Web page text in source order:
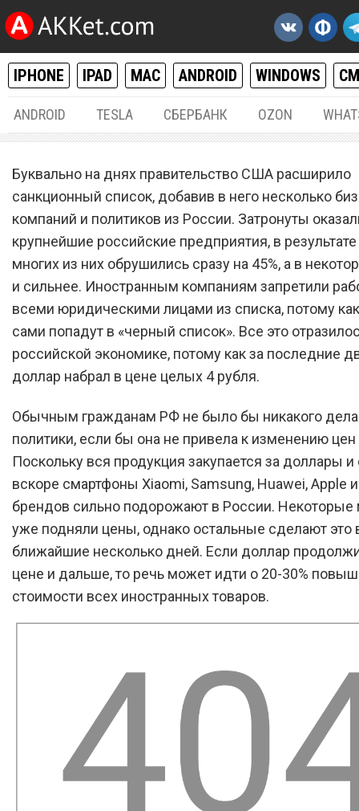
IPHONE IPAD MAC ANDROID WINDOWS
ANDROID TESLA СБЕРБАНК OZON
Смартфоны Xiaomi,
Huawei и Apple сильно
подорожают в России
Буквально на днях правительство США расширило
санкционный список, добавив в него несколько
компаний и политиков из России. Затронуты
крупнейшие российские предприятия, в результате
многих из них обрушились сразу на 45%, а в
и сильнее. Иностранным компаниям запретили
всеми юридическими лицами из списка, потому
сами попадут в «черный список». Все это
российской экономике, потому как за последние
доллар набрал в цене целых 4 рубля.
Обычным гражданам РФ не было бы никакого
политики, если бы она не привела к изменению
Поскольку вся продукция закупается за доллары и
вскоре смартфоны Xiaomi, Samsung, Huawei, Apple
брендов сильно подорожают в России. Некоторые
уже подняли цены, однако остальные сделают это
ближайшие несколько дней. Если доллар
цене и дальше, то речь может идти о 20-30%
стоимости всех иностранных товаров.